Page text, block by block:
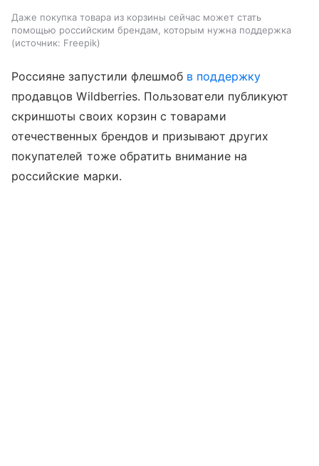
Даже покупка товара из корзины сейчас может стать
помощью российским брендам, которым нужна поддержка
источник: Freepik
Россияне запустили флешмоб в поддержку
продавцов Wildberries. Пользователи публикуют
скриншоты своих корзин с товарами
отечественных брендов и призывают других
покупателей тоже обратить внимание на
российские марки.